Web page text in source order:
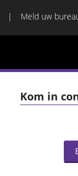
Meld uw
Kom in